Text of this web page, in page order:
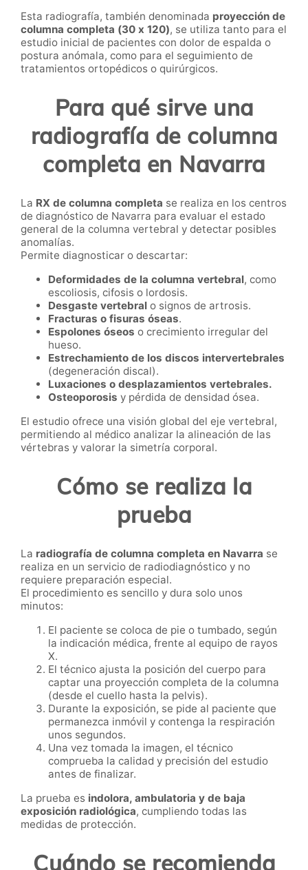
Esta radiografía, también denominada proyección de
columna completa (30 x 120), se utiliza tanto para el
estudio inicial de pacientes con dolor de espalda o
postura anómala, como para el seguimiento de
tratamientos ortopédicos o quirúrgicos.
Para qué sirve una
radiografía de columna
completa en Navarra
La RX de columna completa se realiza en los centros
de diagnóstico de Navarra para evaluar el estado
general de la columna vertebral y detectar posibles
anomalías.
Permite diagnosticar o descartar:
Deformidades de la columna vertebral, como
escoliosis, cifosis o lordosis.
Desgaste vertebral o signos de artrosis.
Fracturas o fisuras óseas.
Espolones óseos o crecimiento irregular del
hueso.
Estrechamiento de los discos intervertebrales
(degeneración discal).
Luxaciones o desplazamientos vertebrales.
Osteoporosis y pérdida de densidad ósea.
El estudio ofrece una visión global del eje vertebral,
permitiendo al médico analizar la alineación de las
vértebras y valorar la simetría corporal.
Cómo se realiza la
prueba
La radiografía de columna completa en Navarra se
realiza en un servicio de radiodiagnóstico y no
requiere preparación especial.
El procedimiento es sencillo y dura solo unos
minutos:
El paciente se coloca de pie o tumbado, según
la indicación médica, frente al equipo de rayos
X.
El técnico ajusta la posición del cuerpo para
captar una proyección completa de la columna
(desde el cuello hasta la pelvis).
Durante la exposición, se pide al paciente que
permanezca inmóvil y contenga la respiración
unos segundos.
Una vez tomada la imagen, el técnico
comprueba la calidad y precisión del estudio
antes de finalizar.
La prueba es indolora, ambulatoria y de baja
exposición radiológica, cumpliendo todas las
medidas de protección.
Cuándo se recomienda